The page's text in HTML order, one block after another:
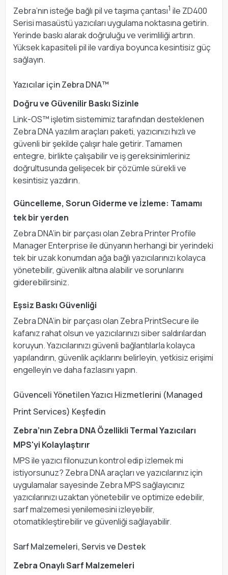
Zebra’nın isteğe bağlı pil ve taşıma çantası1 ile ZD400
Serisi masaüstü yazıcıları uygulama noktasına getirin.
Yerinde baskı alarak doğruluğu ve verimliliği artırın.
Yüksek kapasiteli pil ile vardiya boyunca kesintisiz güç
sağlayın.
Yazıcılar için Zebra DNA™
Doğru ve Güvenilir Baskı Sizinle
Link-OS™ işletim sistemimiz tarafından desteklenen
Zebra DNA yazılım araçları paketi, yazıcınızı hızlı ve
güvenli bir şekilde çalışır hale getirir. Tamamen
entegre, birlikte çalışabilir ve iş gereksinimleriniz
doğrultusunda gelişecek bir çözümle sürekli ve
kesintisiz yazdırın.
Güncelleme, Sorun Giderme ve İzleme: Tamamı
tek bir yerden
Zebra DNA’in bir parçası olan Zebra Printer Profile
Manager Enterprise ile dünyanın herhangi bir yerindeki
tek bir uzak konumdan ağa bağlı yazıcılarınızı kolayca
yönetebilir, güvenlik altına alabilir ve sorunlarını
giderebilirsiniz.
Eşsiz Baskı Güvenliği
Zebra DNA’in bir parçası olan Zebra PrintSecure ile
kafanız rahat olsun ve yazıcılarınızı siber saldırılardan
koruyun. Yazıcılarınızı güvenli bağlantılarla kolayca
yapılandırın, güvenlik açıklarını belirleyin, yetkisiz erişimi
engelleyin ve daha fazlasını yapın.
Güvenceli Yönetilen Yazıcı Hizmetlerini (Managed
Print Services) Keşfedin
Zebra’nın Zebra DNA Özellikli Termal Yazıcıları
MPS'yi Kolaylaştırır
MPS ile yazıcı filonuzun kontrol edip izlemek mi
istiyorsunuz? Zebra DNA araçları ve yazıcılarınız için
uygulamalar sayesinde Zebra MPS sağlayıcınız
yazıcılarınızı uzaktan yönetebilir ve optimize edebilir,
sarf malzemesi yenilemesini izleyebilir,
otomatikleştirebilir ve güvenliği sağlayabilir.
Sarf Malzemeleri, Servis ve Destek
Zebra Onaylı Sarf Malzemeleri